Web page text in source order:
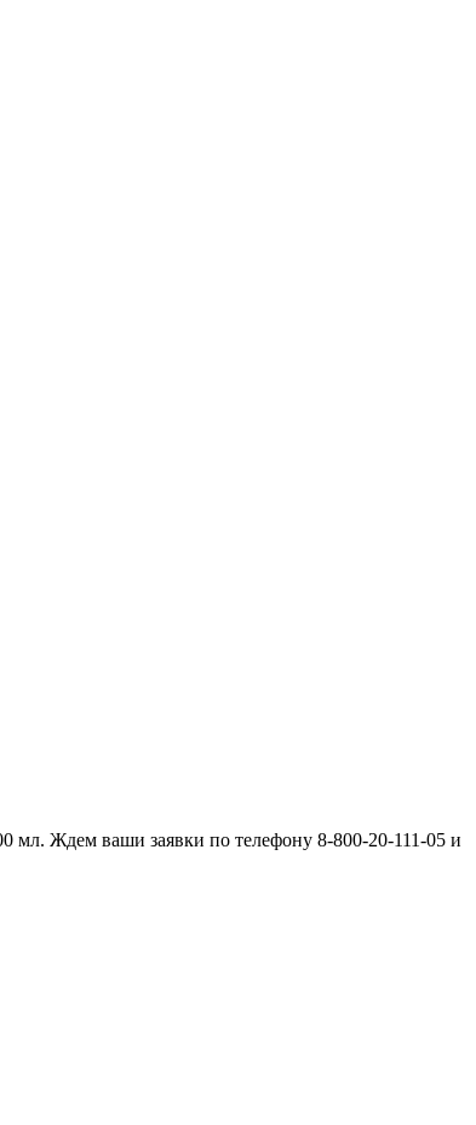
мл. Ждем ваши заявки по телефону 8-800-20-111-05 и